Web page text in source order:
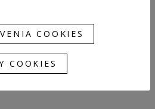
COOKIES
COOKIES